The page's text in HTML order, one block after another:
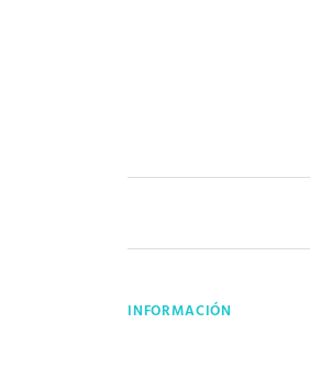
INFORMACIÓN